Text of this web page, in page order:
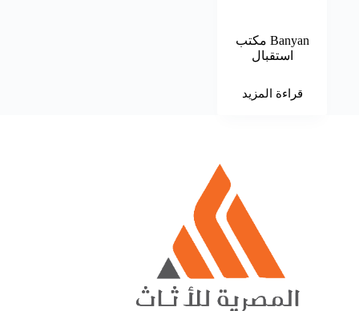
Banyan مكتب
استقبال
قراءة المزيد